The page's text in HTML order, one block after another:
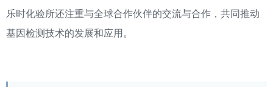
乐时化验所还注重与全球合作伙伴的交流与合作，共同推动
基因检测技术的发展和应用。‌